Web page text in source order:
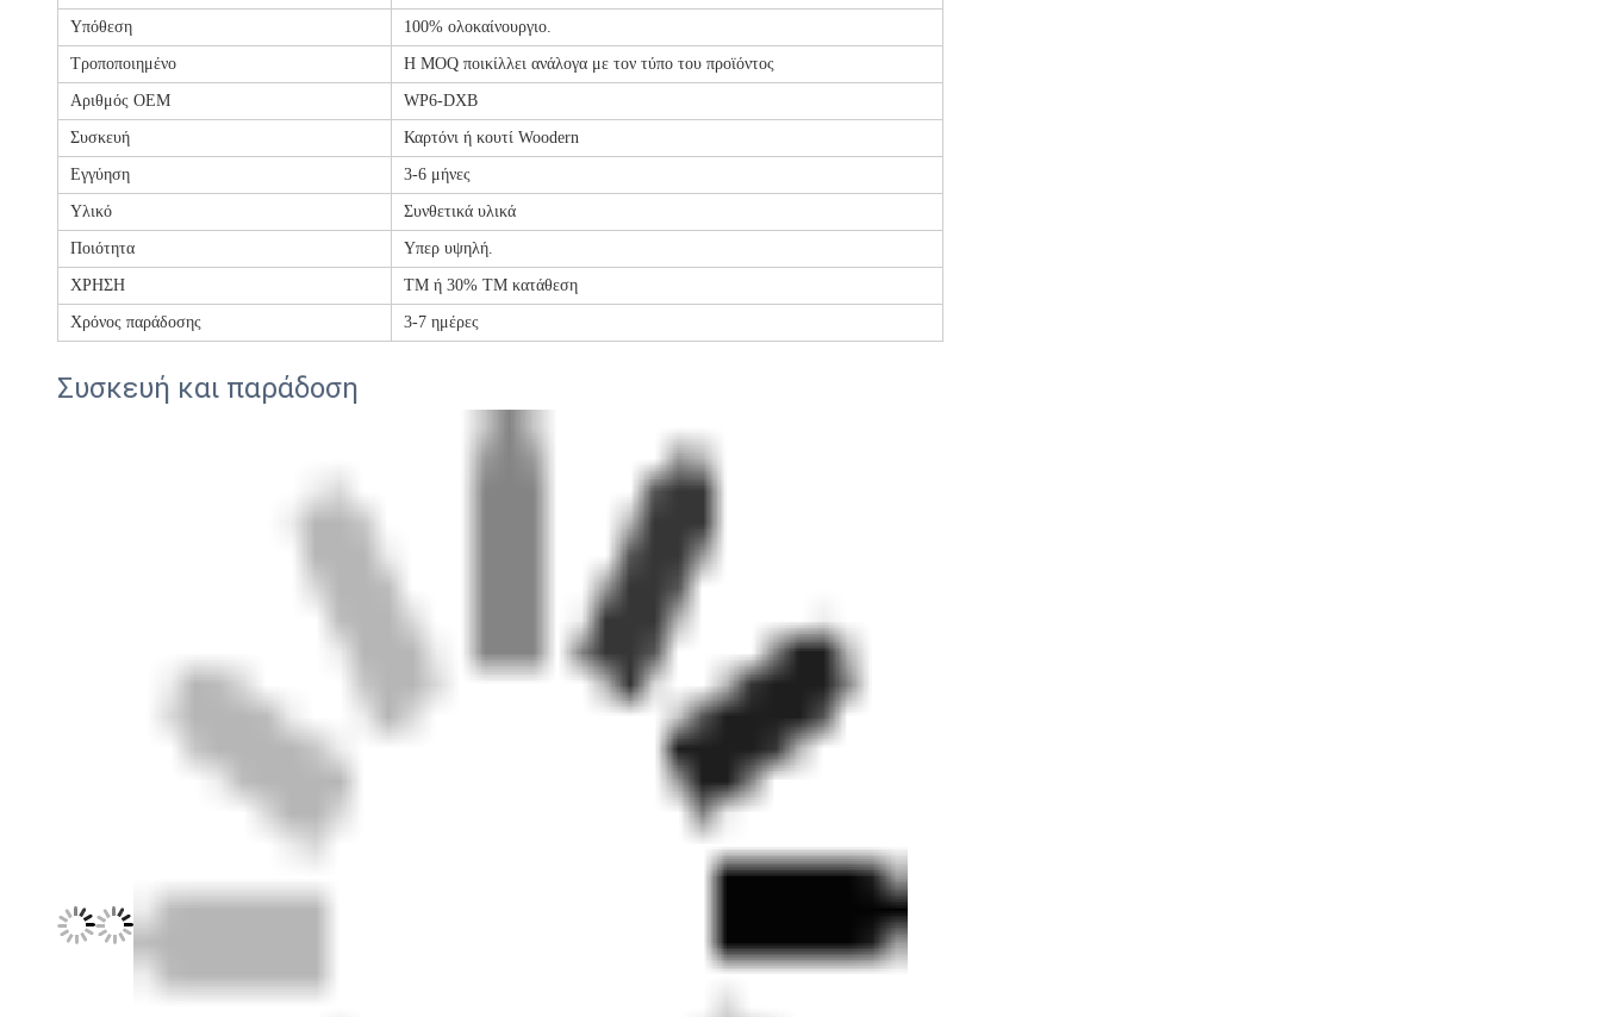
Υπόθεση 100% ολοκαίνουργιο.
Τροποποιημένο Η MOQ ποικίλλει ανάλογα με τον τύπο του προϊόντος
Αριθμός OEM WP6-DXB
Συσκευή Καρτόνι ή κουτί Woodern
Εγγύηση 3-6 μήνες
Υλικό Συνθετικά υλικά
Ποιότητα Υπερ υψηλή.
ΧΡΗΣΗ ΤΜ ή 30% ΤΜ κατάθεση
Χρόνος παράδοσης 3-7 ημέρες
Συσκευή και παράδοση